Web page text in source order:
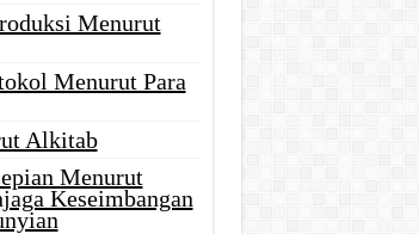
Menurut
Menurut Para
Alkitab
Menurut
Keseimbangan